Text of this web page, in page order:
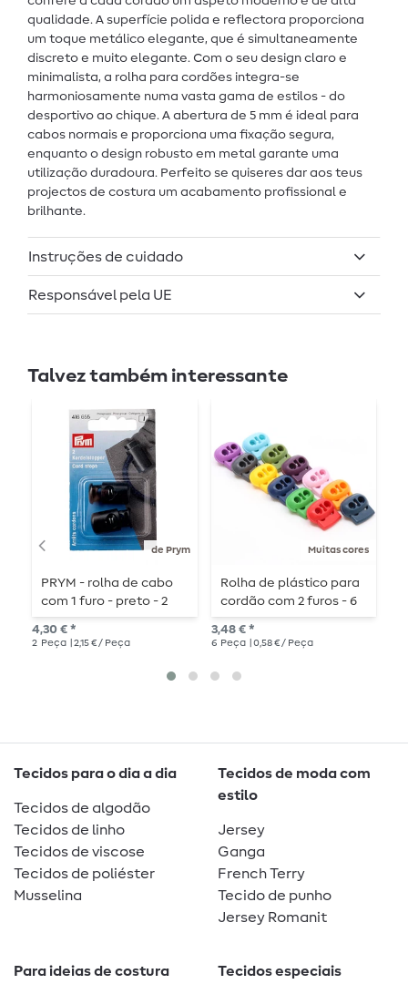
qualidade. A superfície polida e reflectora proporciona
um toque metálico elegante, que é simultaneamente
discreto e muito elegante. Com o seu design claro e
minimalista, a rolha para cordões integra-se
harmoniosamente numa vasta gama de estilos - do
desportivo ao chique. A abertura de 5 mm é ideal para
cabos normais e proporciona uma fixação segura,
enquanto o design robusto em metal garante uma
utilização duradoura. Perfeito se quiseres dar aos teus
projectos de costura um acabamento profissional e
brilhante.
Instruções de cuidado
Responsável pela UE
Talvez também interessante
de Prym
PRYM - rolha de cabo
com 1 furo - preto - 2
peças
4,30 € *
2 Peça | 2,15 € / Peça
Muitas cores
Rolha de plástico para
cordão com 2 furos - 6
peças
3,48 € *
6 Peça | 0,58 € / Peça
Tecidos para o dia a dia
Tecidos de algodão
Tecidos de linho
Tecidos de viscose
Tecidos de poliéster
Musselina
Tecidos de moda com
estilo
Jersey
Ganga
French Terry
Tecido de punho
Jersey Romanit
Para ideias de costura
Tecidos especiais